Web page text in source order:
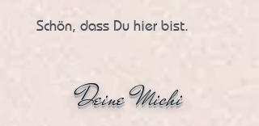
Schön, dass Du hier bist.
Deine Michi